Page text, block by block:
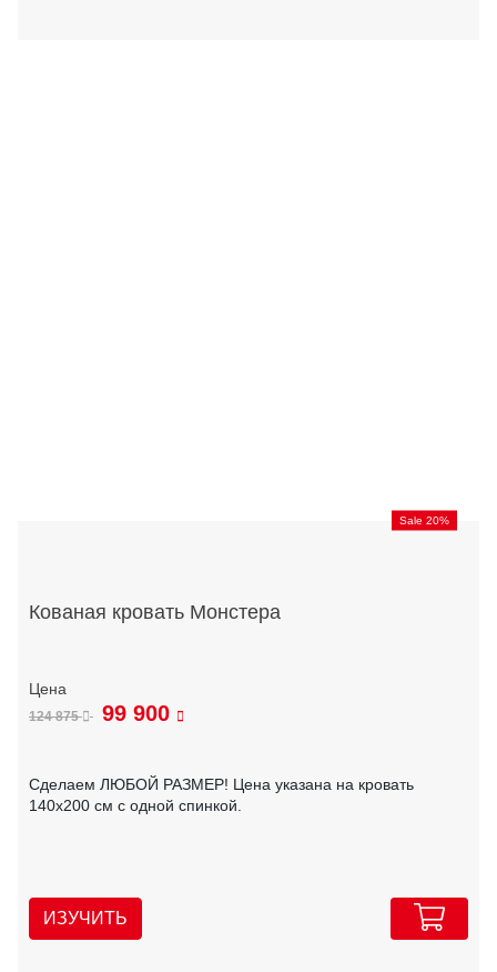
Sale 20%
Кованая кровать Монстера
124 875 99 900
Сделаем ЛЮБОЙ РАЗМЕР! Цена указана на кровать
140х200 см с одной спинкой.
ИЗУЧИТЬ